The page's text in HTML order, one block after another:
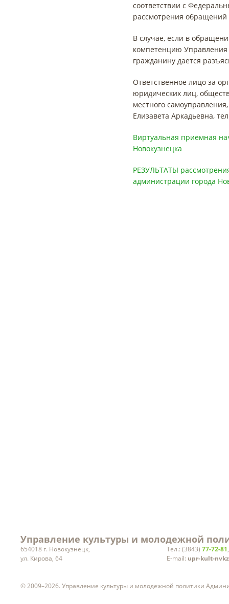
соответствии с
рассмотрения обращений
В случае, если в
компетенцию Управления
гражданину дается
Ответственное лицо за
юридических лиц,
местного
Елизавета Аркадьевна,
Виртуальная приемная
Новокузнецка
РЕЗУЛЬТАТЫ
администрации города
Управление культуры и молодежной
654018 г. Новокузнецк,
ул. Кирова, 64
Тел.: (3843) 77-72-81
E-mail: upr-kult-
© 2009–2026. Управление культуры и молодежной политики